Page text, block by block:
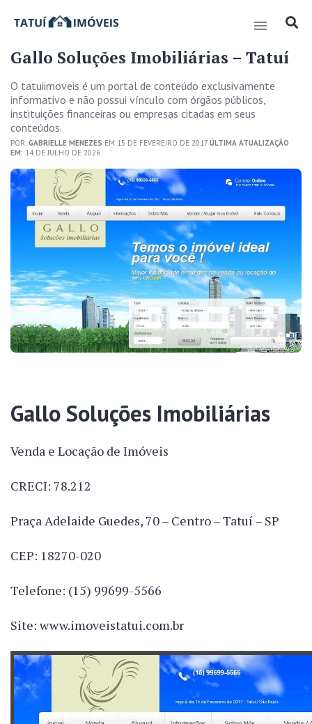
Gallo Soluções Imobiliárias – Tatuí
O tatuiimoveis é um portal de conteúdo exclusivamente
informativo e não possui vínculo com órgãos públicos,
instituições financeiras ou empresas citadas em seus
conteúdos.
POR: GABRIELLE MENEZES EM 15 DE FEVEREIRO DE 2017 ÚLTIMA ATUALIZAÇÃO
EM: 14 DE JULHO DE 2026
Gallo Soluções Imobiliárias
Venda e Locação de Imóveis
CRECI: 78.212
Praça Adelaide Guedes, 70 – Centro – Tatuí – SP
CEP: 18270-020
Telefone: (15) 99699-5566
Site: www.imoveistatui.com.br